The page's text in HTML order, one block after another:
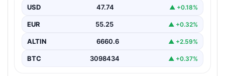
Sorunu ve Gençlerin Sorumluluğu Üzerine Tartışmalar",
"content":…
USD 47.74 ▲ +0.18%
EUR 55.25 ▲ +0.32%
ALTIN 6660.6 ▲ +2.59%
BTC 3098434 ▲ +0.37%